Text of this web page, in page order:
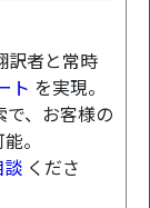
訳者と常時
ト を実現。
で、お客様の
。
談 くださ